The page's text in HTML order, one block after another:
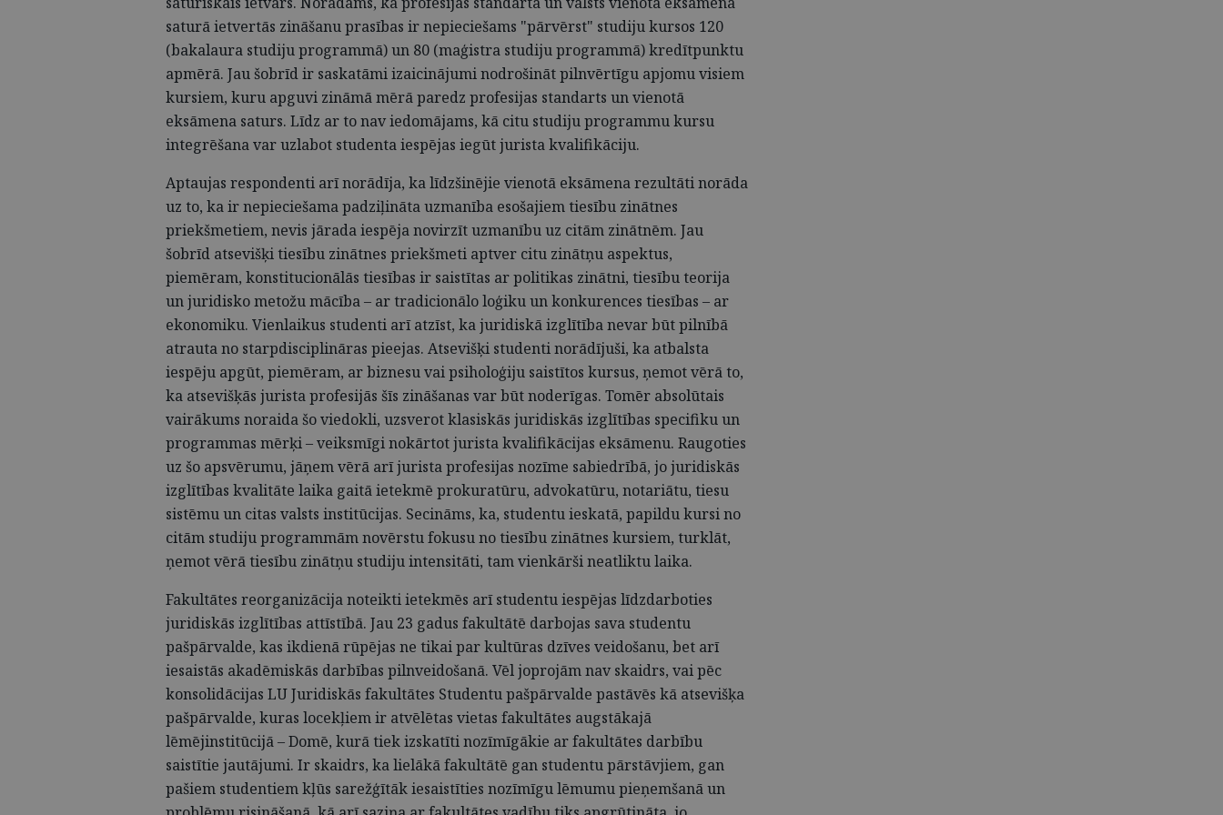
saturā ietvertās zināšanu prasības ir nepieciešams "pārvērst" studiju kursos 120
(bakalaura studiju programmā) un 80 (maģistra studiju programmā) kredītpunktu
apmērā. Jau šobrīd ir saskatāmi izaicinājumi nodrošināt pilnvērtīgu apjomu visiem
kursiem, kuru apguvi zināmā mērā paredz profesijas standarts un vienotā
eksāmena saturs. Līdz ar to nav iedomājams, kā citu studiju programmu kursu
integrēšana var uzlabot studenta iespējas iegūt jurista kvalifikāciju.
Aptaujas respondenti arī norādīja, ka līdzšinējie vienotā eksāmena rezultāti norāda
uz to, ka ir nepieciešama padziļināta uzmanība esošajiem tiesību zinātnes
priekšmetiem, nevis jārada iespēja novirzīt uzmanību uz citām zinātnēm. Jau
šobrīd atsevišķi tiesību zinātnes priekšmeti aptver citu zinātņu aspektus,
piemēram, konstitucionālās tiesības ir saistītas ar politikas zinātni, tiesību teorija
un juridisko metožu mācība – ar tradicionālo loģiku un konkurences tiesības – ar
ekonomiku. Vienlaikus studenti arī atzīst, ka juridiskā izglītība nevar būt pilnībā
atrauta no starpdisciplināras pieejas. Atsevišķi studenti norādījuši, ka atbalsta
iespēju apgūt, piemēram, ar biznesu vai psiholoģiju saistītos kursus, ņemot vērā to,
ka atsevišķās jurista profesijās šīs zināšanas var būt noderīgas. Tomēr absolūtais
vairākums noraida šo viedokli, uzsverot klasiskās juridiskās izglītības specifiku un
programmas mērķi – veiksmīgi nokārtot jurista kvalifikācijas eksāmenu. Raugoties
uz šo apsvērumu, jāņem vērā arī jurista profesijas nozīme sabiedrībā, jo juridiskās
izglītības kvalitāte laika gaitā ietekmē prokuratūru, advokatūru, notariātu, tiesu
sistēmu un citas valsts institūcijas. Secināms, ka, studentu ieskatā, papildu kursi no
citām studiju programmām novērstu fokusu no tiesību zinātnes kursiem, turklāt,
ņemot vērā tiesību zinātņu studiju intensitāti, tam vienkārši neatliktu laika.
Fakultātes reorganizācija noteikti ietekmēs arī studentu iespējas līdzdarboties
juridiskās izglītības attīstībā. Jau 23 gadus fakultātē darbojas sava studentu
pašpārvalde, kas ikdienā rūpējas ne tikai par kultūras dzīves veidošanu, bet arī
iesaistās akadēmiskās darbības pilnveidošanā. Vēl joprojām nav skaidrs, vai pēc
konsolidācijas LU Juridiskās fakultātes Studentu pašpārvalde pastāvēs kā atsevišķa
pašpārvalde, kuras locekļiem ir atvēlētas vietas fakultātes augstākajā
lēmējinstitūcijā – Domē, kurā tiek izskatīti nozīmīgākie ar fakultātes darbību
saistītie jautājumi. Ir skaidrs, ka lielākā fakultātē gan studentu pārstāvjiem, gan
pašiem studentiem kļūs sarežģītāk iesaistīties nozīmīgu lēmumu pieņemšanā un